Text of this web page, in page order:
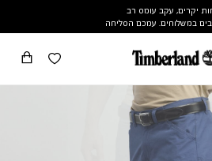
יקרים, עקב עומס רב
במשלוחים. עמכם הסליחה